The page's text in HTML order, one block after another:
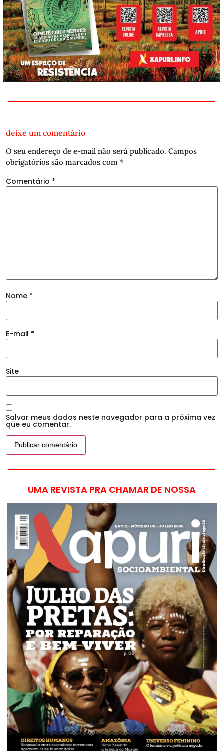
deixe um comentário
O seu endereço de e-mail não será publicado. Campos
obrigatórios são marcados com *
Comentário *
Nome *
E-mail *
Site
Salvar meus dados neste navegador para a próxima vez
que eu comentar.
UMA REVISTA PRA CHAMAR DE NOSSA